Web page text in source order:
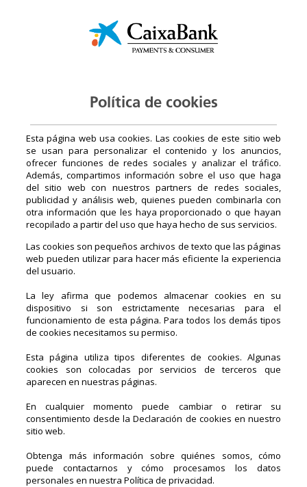
Política de cookies
Esta página web usa cookies. Las cookies de este sitio web
se usan para personalizar el contenido y los anuncios,
ofrecer funciones de redes sociales y analizar el tráfico.
Además, compartimos información sobre el uso que haga
del sitio web con nuestros partners de redes sociales,
publicidad y análisis web, quienes pueden combinarla con
otra información que les haya proporcionado o que hayan
recopilado a partir del uso que haya hecho de sus servicios.
Las cookies son pequeños archivos de texto que las páginas
web pueden utilizar para hacer más eficiente la experiencia
del usuario.
La ley afirma que podemos almacenar cookies en su
dispositivo si son estrictamente necesarias para el
funcionamiento de esta página. Para todos los demás tipos
de cookies necesitamos su permiso.
Esta página utiliza tipos diferentes de cookies. Algunas
cookies son colocadas por servicios de terceros que
aparecen en nuestras páginas.
En cualquier momento puede cambiar o retirar su
consentimiento desde la Declaración de cookies en nuestro
sitio web.
Obtenga más información sobre quiénes somos, cómo
puede contactarnos y cómo procesamos los datos
personales en nuestra Política de privacidad.